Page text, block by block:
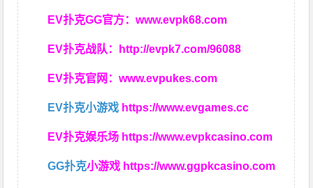
EV扑克GG官方：www.evpk68.com
EV扑克战队： http://evpk7.com/96088
EV扑克官网：www.evpukes.com
EV扑克小游戏 https://www.evgames.cc
EV扑克娱乐场 https://www.evpkcasino.com
GG扑克小游戏 https://www.ggpkcasino.com